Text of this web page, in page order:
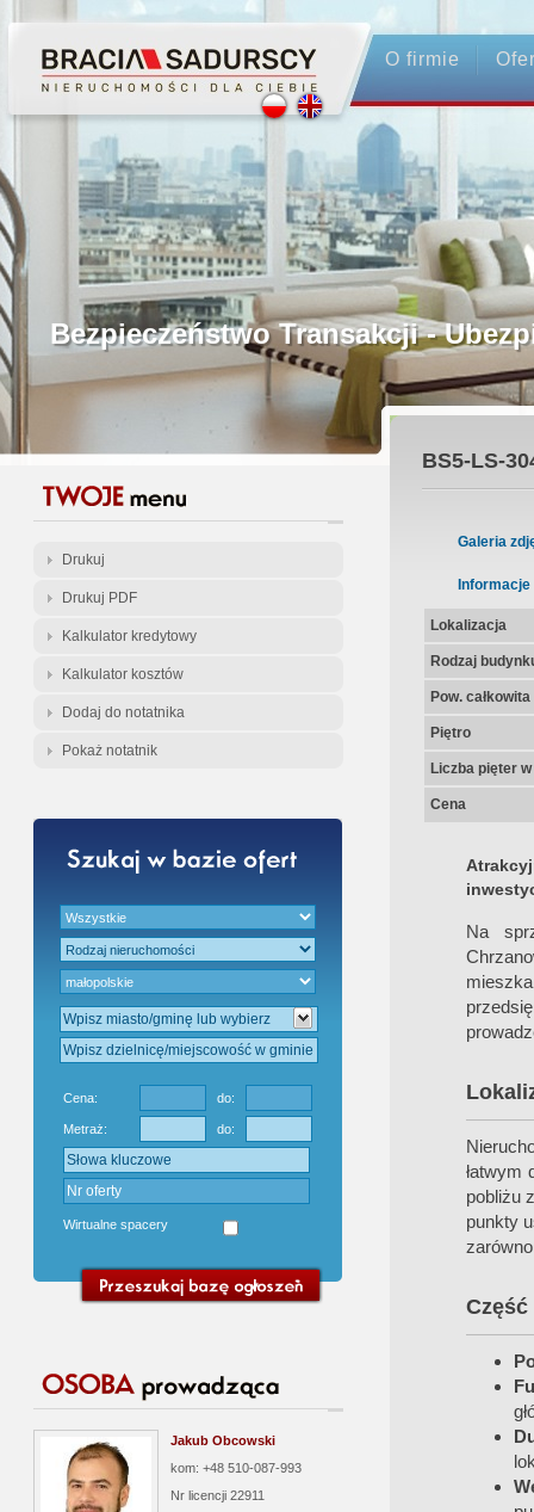
O firmie
Profesjonalne Pośrednictwo
Bezpieczeństwo Transakcji -
Licencjonowani Pośrednicy
Gwarancja Zwrotu Zadatku
Gratis - Przedwstępna Umowa
Drukuj
Drukuj PDF
Kalkulator kredytowy
Kalkulator kosztów
Dodaj do notatnika
Pokaż notatnik
Cena: do:
Metraż: do:
Wirtualne spacery
Jakub Obcowski
kom: +48 510-087-993
Nr licencji 22911
BS5-LS-
Galeria
Informacje
Lokalizacja
Rodzaj
Pow.
Piętro
Liczba pięter
Cena
Na
łatwym
pobliżu
punkty
Część